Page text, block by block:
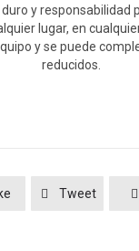
y responsabilidad
lugar, en
y se puede
reducidos.
 Tweet 